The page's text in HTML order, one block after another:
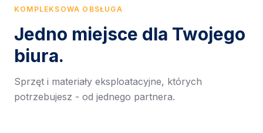
KOMPLEKSOWA OBSŁUGA
Jedno miejsce dla Twojego
biura.
Sprzęt i materiały eksploatacyjne, których
potrzebujesz - od jednego partnera.